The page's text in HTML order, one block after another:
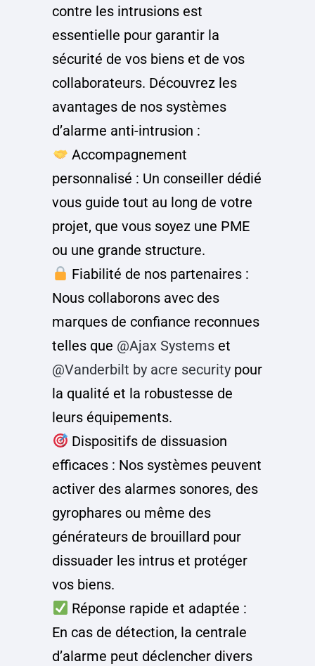
contre les intrusions est
essentielle pour garantir la
sécurité de vos biens et de vos
collaborateurs. Découvrez les
avantages de nos systèmes
d’alarme anti-intrusion :
Accompagnement
personnalisé : Un conseiller dédié
vous guide tout au long de votre
projet, que vous soyez une PME
ou une grande structure.
Fiabilité de nos partenaires :
Nous collaborons avec des
marques de confiance reconnues
telles que @Ajax Systems et
@Vanderbilt by acre security pour
la qualité et la robustesse de
leurs équipements.
Dispositifs de dissuasion
efficaces : Nos systèmes peuvent
activer des alarmes sonores, des
gyrophares ou même des
générateurs de brouillard pour
dissuader les intrus et protéger
vos biens.
Réponse rapide et adaptée :
En cas de détection, la centrale
d’alarme peut déclencher divers